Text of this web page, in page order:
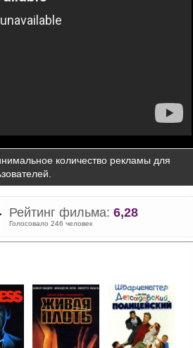
количество рекламы для
Рейтинг фильма: 6,28
Голосовало 246 человек